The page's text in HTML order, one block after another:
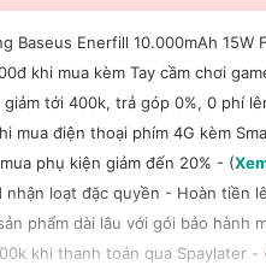
Baseus Enerfill 10.000mAh 15W
khi mua kèm Tay cầm chơi
giảm tới 400k, trả góp 0%, 0 phí
mua điện thoại phím 4G kèm
phụ kiện giảm đến 20% - (
nhận loạt đặc quyền - Hoàn tiền
phẩm dài lâu với gói bảo hành
khi thanh toán qua Spaylater -